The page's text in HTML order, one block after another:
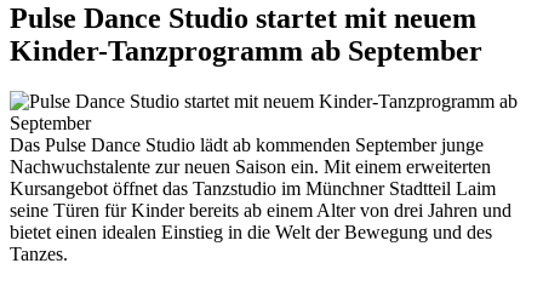
Pulse Dance Studio startet mit neuem
Kinder-Tanzprogramm ab September
Das Pulse Dance Studio lädt ab kommenden September junge
Nachwuchstalente zur neuen Saison ein. Mit einem erweiterten
Kursangebot öffnet das Tanzstudio im Münchner Stadtteil Laim
seine Türen für Kinder bereits ab einem Alter von drei Jahren und
bietet einen idealen Einstieg in die Welt der Bewegung und des
Tanzes.